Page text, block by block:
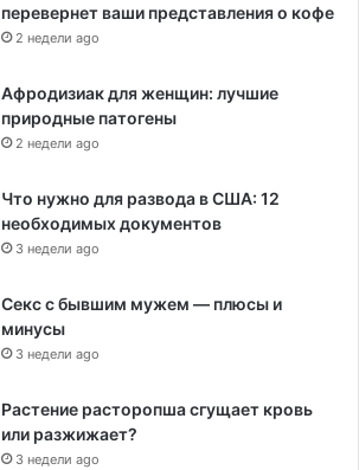
перевернет ваши представления о кофе
2 недели ago
Афродизиак для женщин: лучшие
природные патогены
2 недели ago
Что нужно для развода в США: 12
необходимых документов
3 недели ago
Секс с бывшим мужем — плюсы и
минусы
3 недели ago
Растение расторопша сгущает кровь
или разжижает?
3 недели ago